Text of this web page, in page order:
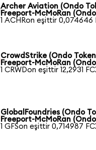
Archer Aviation (Ondo
Freeport-McMoRan
1 ACHRon eşittir 0,074646
CrowdStrike (Ondo
Freeport-McMoRan
1 CRWDon eşittir 12,2931
GlobalFoundries (Ondo
Freeport-McMoRan
1 GFSon eşittir 0,714987